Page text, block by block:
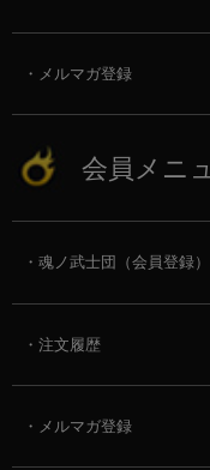
メルマガ登録
会員メニ
魂ノ武士団（会員登録）
注文履歴
メルマガ登録